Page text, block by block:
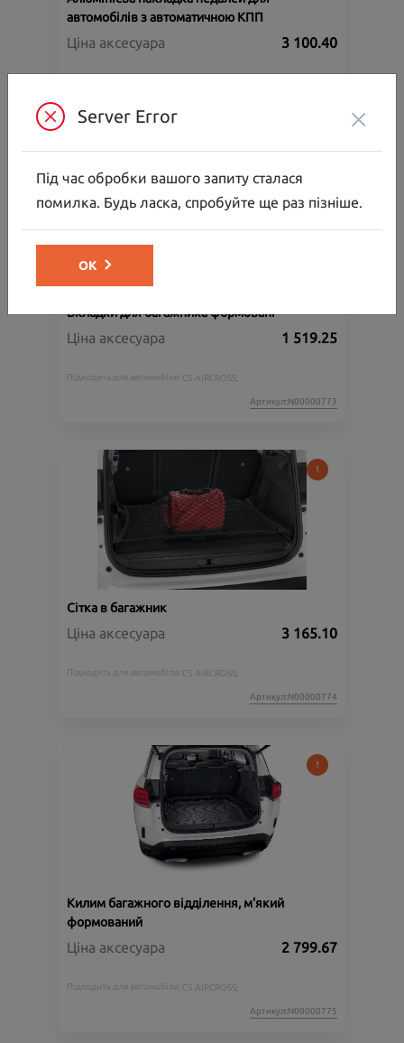
автомобілів з автоматичною КПП
Ціна аксесуара 3 100.40
Вкладки для багажника формовані
Ціна аксесуара 1 519.25
Підходить для автомобіля : C5 AIRCROSS;
Артикул:N00000773
Сітка в багажник
Ціна аксесуара 3 165.10
Підходить для автомобіля : C5 AIRCROSS;
Артикул:N00000774
Килим багажного відділення, м'який
формований
Ціна аксесуара 2 799.67
Підходить для автомобіля : C5 AIRCROSS;
Артикул:N00000775
Server Error ×
Під час обробки вашого запиту сталася
помилка. Будь ласка, спробуйте ще раз пізніше.
ОК